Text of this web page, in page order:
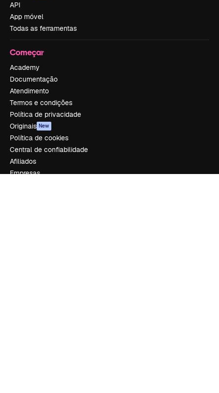
API
App móvel
Todas as ferramentas
Começar
Academy
Documentação
Atendimento
Termos e condições
Política de privacidade
Originais New
Política de cookies
Central de confiabilidade
Afiliados
Empresas